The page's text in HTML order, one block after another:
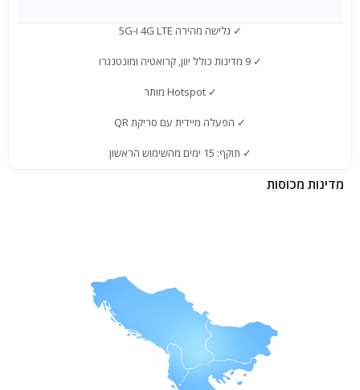
✓ גלישה מהירה 4G LTE ו-5G
✓ 9 מדינות כולל יוון, קרואטיה ומונטנגרו
✓ Hotspot מותר
✓ הפעלה מיידית עם סריקת QR
✓ תוקף: 15 ימים מהשימוש הראשון
מדינות מכוסות